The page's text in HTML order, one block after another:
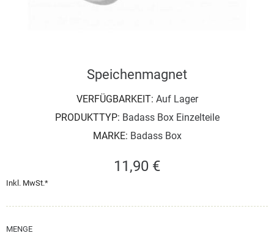
Speichenmagnet
VERFÜGBARKEIT: Auf Lager
PRODUKTTYP: Badass Box Einzelteile
MARKE: Badass Box
11,90 €
Inkl. MwSt.*
MENGE